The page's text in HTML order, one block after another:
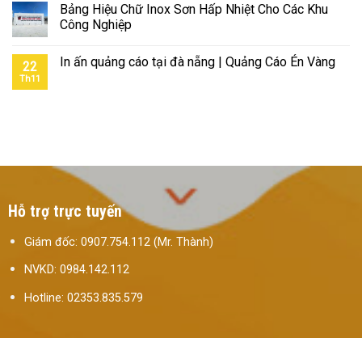
Bảng Hiệu Chữ Inox Sơn Hấp Nhiệt Cho Các Khu
Công Nghiệp
22
Th11
In ấn quảng cáo tại đà nẵng | Quảng Cáo Én Vàng
Hỗ trợ trực tuyến
Giám đốc: 0907.754.112 (Mr. Thành)
NVKD: 0984.142.112
Hotline: 02353.835.579